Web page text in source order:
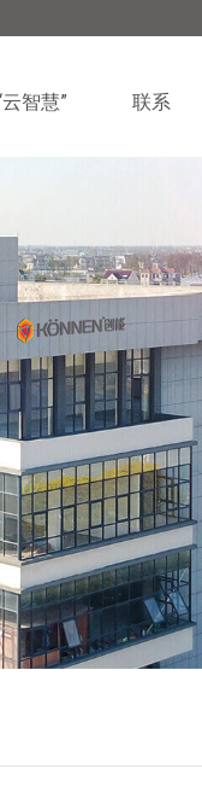
云智慧” 联系